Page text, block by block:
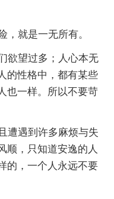
就是一无所有。
望过多；人心本无
的性格中，都有某些
也一样。所以不要苛
遇到许多麻烦与失
顺，只知道安逸的人
的，一个人永远不要